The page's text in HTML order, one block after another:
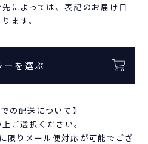
によっては、表記のお届け日
ます。
ーを選ぶ
の配送について】
ご選択ください。
限りメール便対応が可能でござ